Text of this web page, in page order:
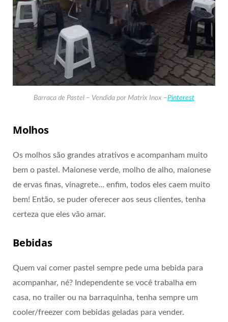
Barraca de Pastel – Vendida por Matrix Inox –Pinterest
Molhos
Os molhos são grandes atrativos e acompanham muito
bem o pastel. Maionese verde, molho de alho, maionese
de ervas finas, vinagrete… enfim, todos eles caem muito
bem! Então, se puder oferecer aos seus clientes, tenha
certeza que eles vão amar.
Bebidas
Quem vai comer pastel sempre pede uma bebida para
acompanhar, né? Independente se você trabalha em
casa, no trailer ou na barraquinha, tenha sempre um
cooler/freezer com bebidas geladas para vender.